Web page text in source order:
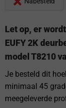
Let op, er
EUFY 2K
model T8210
Je besteld dit
minimaal 45
meegeleverde